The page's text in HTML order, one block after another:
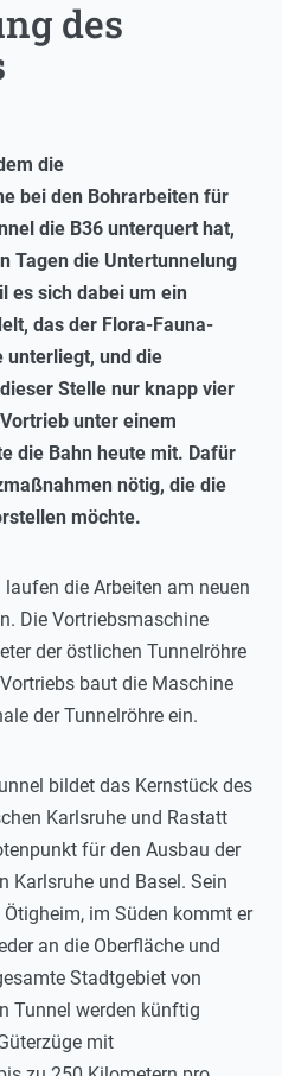
des
die
bei den Bohrarbeiten für
die B36 unterquert hat,
Tagen die Untertunnelung
es sich dabei um ein
das der Flora-Fauna-
unterliegt, und die
Stelle nur knapp vier
unter einem
die Bahn heute mit. Dafür
nötig, die die
möchte.
die Arbeiten am neuen
Die Vortriebsmaschine
der östlichen Tunnelröhre
baut die Maschine
der Tunnelröhre ein.
bildet das Kernstück des
Karlsruhe und Rastatt
für den Ausbau der
Karlsruhe und Basel. Sein
im Süden kommt er
an die Oberfläche und
Stadtgebiet von
Tunnel werden künftig
mit